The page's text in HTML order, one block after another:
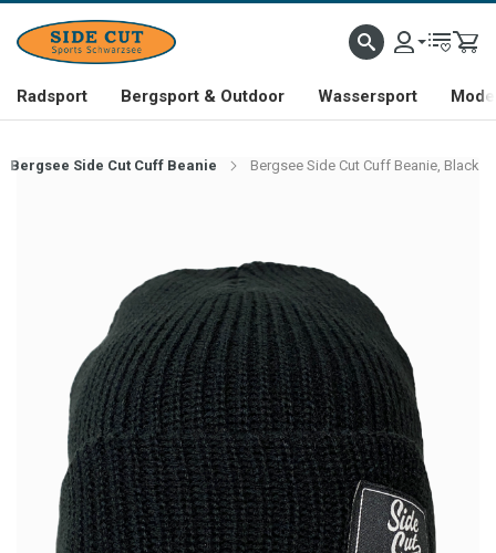
Radsport Bergsport & Outdoor Wassersport
Bergsee Side Cut Cuff Beanie Bergsee Side Cut Cuff Beanie, Black